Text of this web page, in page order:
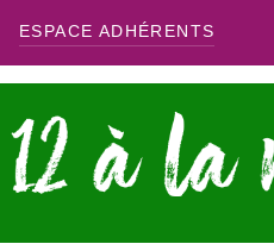
ESPACE ADHÉRENTS